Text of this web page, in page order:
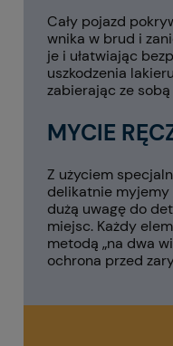
Cały pojazd
wnika w brud i
je i ułatwiając
uszkodzenia
zabierając ze
MYCIE
Z użyciem
delikatnie myjemy
dużą uwagę do
miejsc. Każdy
metodą „na dwa
ochrona przed